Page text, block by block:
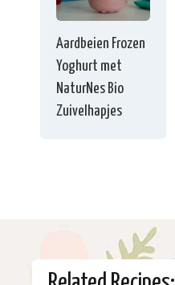
Aardbeien Frozen
Yoghurt met
NaturNes Bio
Zuivelhapjes